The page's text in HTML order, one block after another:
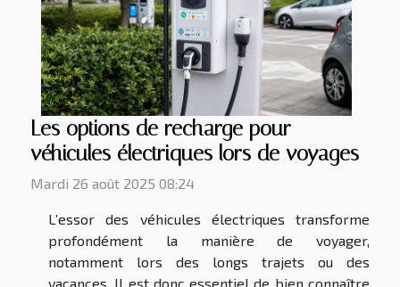
Les options de recharge pour
véhicules électriques lors de voyages
Mardi 26 août 2025 08:24
L’essor des véhicules électriques transforme
profondément la manière de voyager,
notamment lors des longs trajets ou des
vacances. Il est donc essentiel de bien connaître